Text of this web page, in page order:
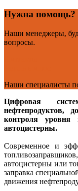
Нужна помощь?
Наши менеджеры,
вопросы.
Наши специалисты
Цифровая
нефтепродуктов,
контроля уровня
автоцистерны.
Современное и
автоцистерны или
заправка
движения